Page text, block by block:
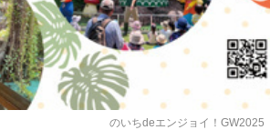
のいちdeエンジョイ！GW2025